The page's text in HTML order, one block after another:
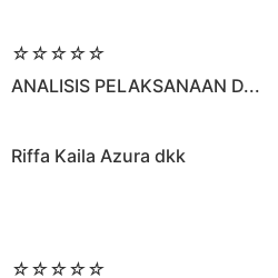
☆☆☆☆☆
ANALISIS PELAKSANAAN D...
Riffa Kaila Azura dkk
☆☆☆☆☆